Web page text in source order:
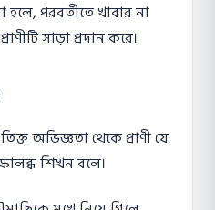
হলে, পরবর্তীতে খাবার না
সাড়া প্রদান করে।
অভিজ্ঞতা থেকে প্রাণী যে
শিখন বলে।